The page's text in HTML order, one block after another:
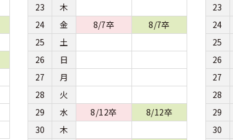
23
木
24
金 8/7卒
8/7卒
25
土
26
日
27
月
28
火
29
水 8/12卒
8/12卒
30
木
23
24
25
26
27
28
29
30